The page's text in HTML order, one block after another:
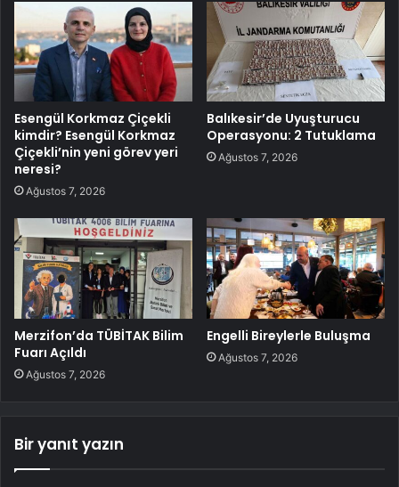
Esengül Korkmaz Çiçekli
kimdir? Esengül Korkmaz
Çiçekli’nin yeni görev yeri
neresi?
Ağustos 7, 2026
Balıkesir’de Uyuşturucu
Operasyonu: 2 Tutuklama
Ağustos 7, 2026
Merzifon’da TÜBİTAK Bilim
Fuarı Açıldı
Ağustos 7, 2026
Engelli Bireylerle Buluşma
Ağustos 7, 2026
Bir yanıt yazın